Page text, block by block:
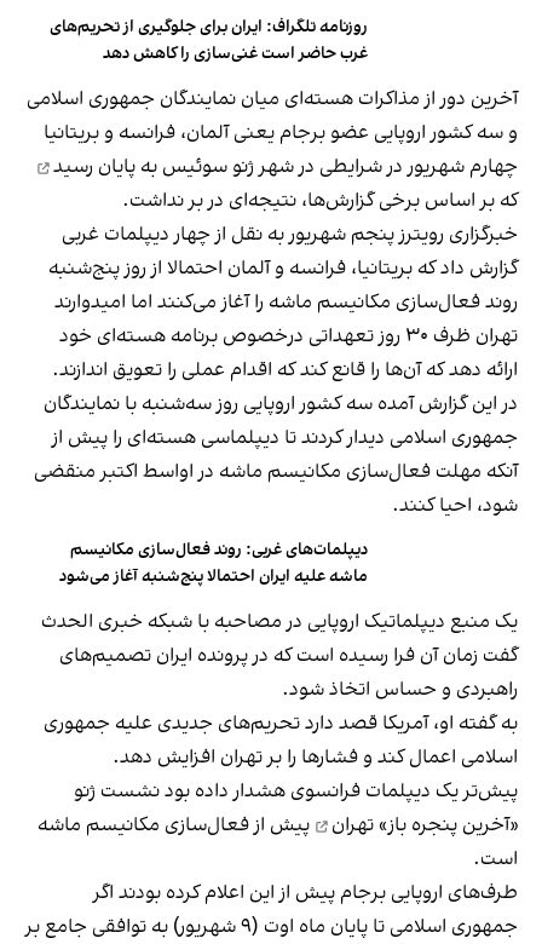
روزنامه تلگراف: ایران برای جلوگیری از تحریم‌های
غرب حاضر است غنی‌سازی را کاهش دهد
آخرین دور از مذاکرات هسته‌ای میان نمایندگان جمهوری اسلامی
و سه کشور اروپایی عضو برجام یعنی آلمان، فرانسه و بریتانیا
چهارم شهریور در شرایطی در شهر ژنو سوئیس به پایان رسید
که بر اساس برخی گزارش‌ها، نتیجه‌ای در بر نداشت.
خبرگزاری رویترز پنجم شهریور به نقل از چهار دیپلمات غربی
گزارش داد که بریتانیا، فرانسه و آلمان احتمالا از روز پنج‌شنبه
روند فعال‌سازی مکانیسم ماشه را آغاز می‌کنند اما امیدوارند
تهران ظرف ۳۰ روز تعهداتی درخصوص برنامه هسته‌ای خود
ارائه دهد که آن‌ها را قانع کند که اقدام عملی را تعویق اندازند.
در این گزارش آمده سه کشور اروپایی روز سه‌شنبه با نمایندگان
جمهوری اسلامی دیدار کردند تا دیپلماسی هسته‌ای را پیش از
آنکه مهلت فعال‌سازی مکانیسم ماشه در اواسط اکتبر منقضی
شود، احیا کنند.
دیپلمات‌های غربی: روند فعال‌سازی مکانیسم
ماشه علیه ایران احتمالا پنج‌شنبه آغاز می‌شود
یک منبع دیپلماتیک اروپایی در مصاحبه با شبکه خبری الحدث
گفت زمان آن فرا رسیده است که در پرونده ایران تصمیم‌های
راهبردی و حساس اتخاذ شود.
به گفته او، آمریکا قصد دارد تحریم‌های جدیدی علیه جمهوری
اسلامی اعمال کند و فشارها را بر تهران افزایش دهد.
پیش‌تر یک دیپلمات فرانسوی هشدار داده بود نشست ژنو
«آخرین پنجره باز» تهران
پیش از فعال‌سازی مکانیسم ماشه
است.
طرف‌های اروپایی برجام پیش از این اعلام کرده بودند اگر
جمهوری اسلامی تا پایان ماه اوت (۹ شهریور) به توافقی جامع بر